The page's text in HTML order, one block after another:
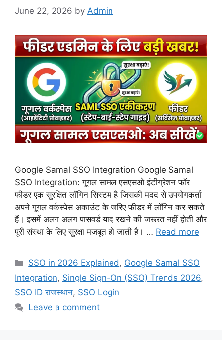
June 22, 2026 by Admin
Google Samal SSO Integration Google Samal
SSO Integration: गूगल सामल एसएसओ इंटीग्रेशन फॉर
फीडर एक सुरक्षित लॉगिन सिस्टम है जिसकी मदद से उपयोगकर्ता
अपने गूगल वर्कस्पेस अकाउंट के जरिए फीडर में लॉगिन कर सकते
हैं। इसमें अलग अलग पासवर्ड याद रखने की जरूरत नहीं होती और
पूरी संस्था के लिए सुरक्षा मजबूत हो जाती है। … Read more
Categories
SSO in 2026 Explained, Google Samal SSO
Integration, Single Sign-On (SSO) Trends 2026,
SSO ID राजस्थान, SSO Login
Leave a comment